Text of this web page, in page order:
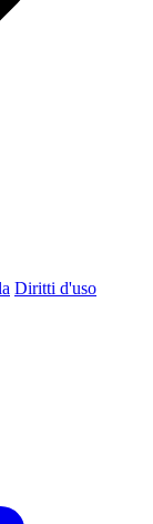
Diritti d'uso